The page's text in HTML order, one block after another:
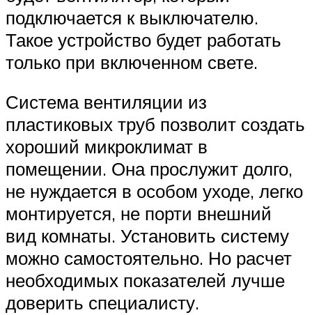
подключается к выключателю.
Такое устройство будет работать
только при включенном свете.
Система вентиляции из
пластиковых труб позволит создать
хороший микроклимат в
помещении. Она прослужит долго,
не нуждается в особом уходе, легко
монтируется, не порти внешний
вид комнаты. Установить систему
можно самостоятельно. Но расчет
необходимых показателей лучше
доверить специалисту.